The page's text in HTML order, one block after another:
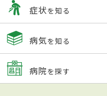
症状を知る
病気を知る
病院を探す